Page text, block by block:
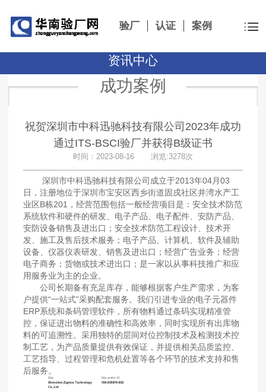
验厂 认证 案例
资讯中心
成功案例
祝贺深圳市中科迅驰科技有限公司2023年成功
通过ITS-BSCI验厂并获得B级证书
时间：2023-08-16 浏览:3278次
深圳市中科迅驰科技有限公司成立于2013年04月03
日，注册地位于深圳市宝安区西乡街道固戍社区井湾水产工
业区B栋201，经营范围包括一般经营项目是：安全技术防范
系统软件和硬件的研发、电子产品、电子配件、安防产品、
安防设备销售及进出口；安全技术防范工程设计、技术开
发、施工及售后技术服务；电子产品、计算机、软件及辅助
设备、仪器仪表研发、销售及进出口；经营广告业务；经营
电子商务；货物或技术进出口；是一家以从事科技推广和应
用服务业为主的企业。
公司长期备有充足库存，能够根据客户生产需求，为客
户提供“一站式”采购配套服务。我们引进专业的电子元器件
ERP系统和条码管理软件，所有物料通过条码实现精准管
控，保证进出物料的准确性和高效率，同时实现所有出库物
料的可追溯性。采用独特的层间对位控制技术及检测技术控
制工艺，为产品质量提供有效保证，并提供相关品质监控、
工艺指导、过程管理和危机处置等各个环节的技术支持和售
后服务。